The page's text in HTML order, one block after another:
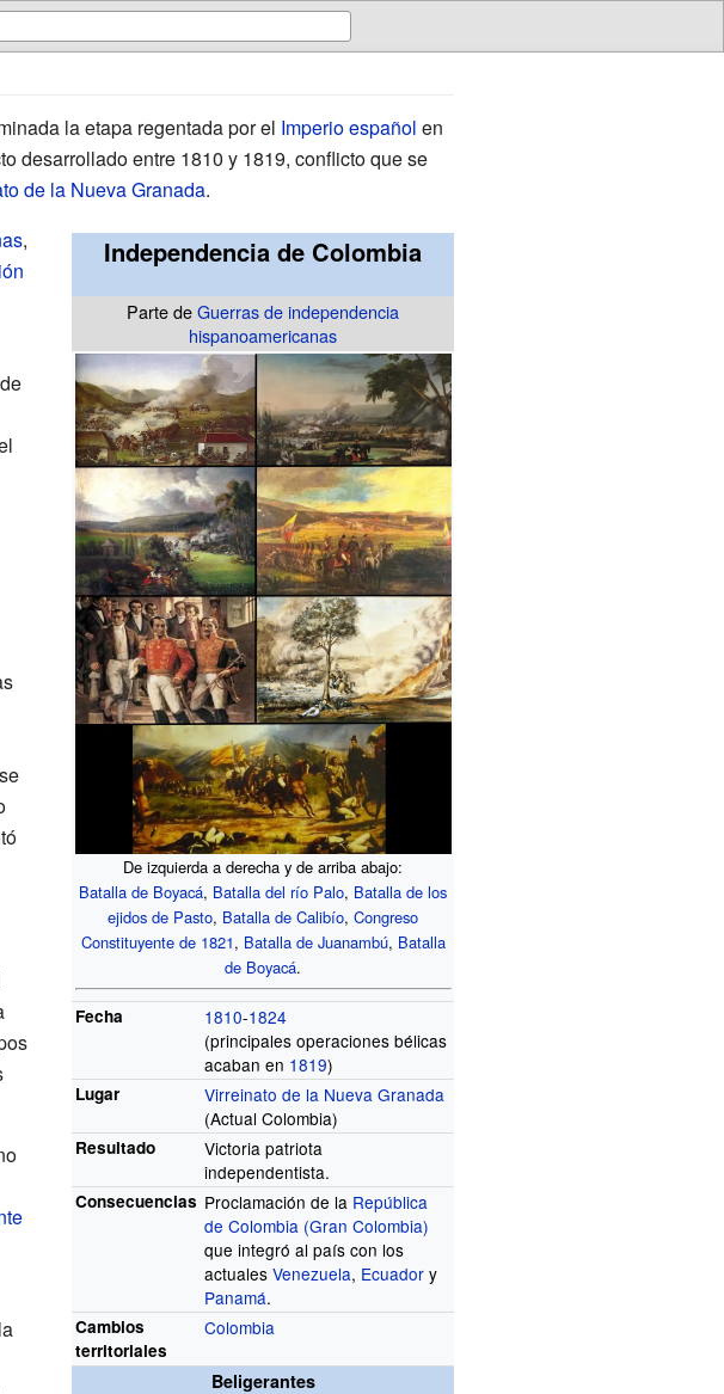
la etapa regentada por el Imperio español en
desarrollado entre 1810 y 1819, conflicto que se
de la Nueva Granada.
Independencia de Colombia
Parte deGuerras de independencia
hispanoamericanas
De izquierda a derecha y de arriba abajo:
Batalla de Boyacá, Batalla del río Palo, Batalla de los
ejidos de Pasto, Batalla de Calibío,Congreso
Constituyente de 1821, Batalla de Juanambú, Batalla
de Boyacá.
Fecha 1810-1824
(principales operaciones bélicas
acaban en 1819)
Lugar
Virreinato de la Nueva Granada
(Actual Colombia)
Resultado
Victoria patriota
independentista.
Consecuencias Proclamación de la República
de Colombia (Gran Colombia)
que integró al país con los
actualesVenezuela, Ecuador y
Panamá.
Cambios
territoriales
Colombia
Beligerantes
,